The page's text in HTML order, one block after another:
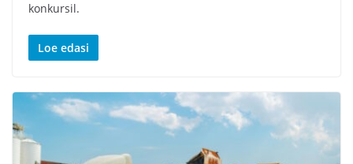
konkursil.
Loe edasi